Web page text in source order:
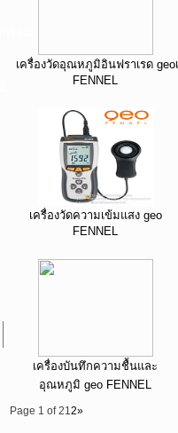
เครื่องวัดอุณหภูมิอินฟราเรด geo
FENNEL
เครื่องวัดความเข้มแสง geo
FENNEL
เครื่องบันทึกความชื้นและ
อุณหภูมิ geo FENNEL
Page 1 of 212»